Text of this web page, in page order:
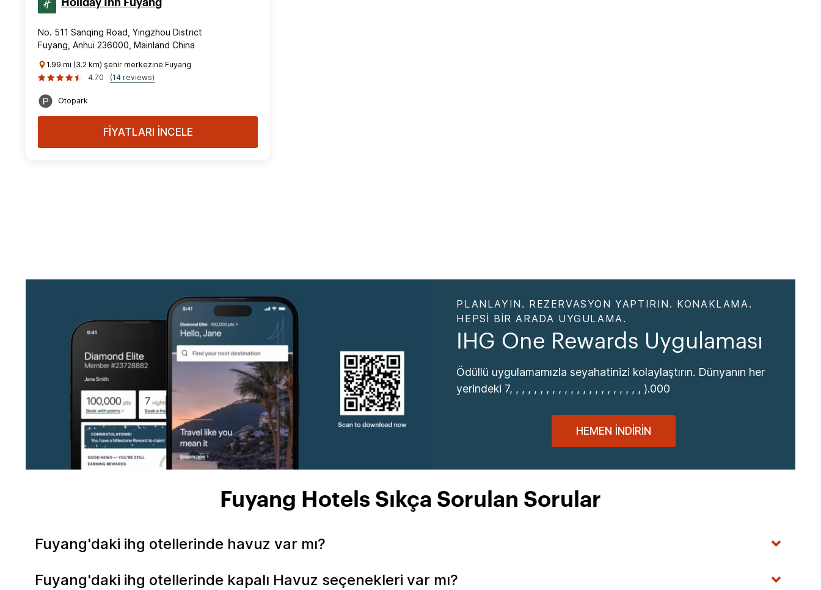
Holiday Inn Fuyang
No. 511 Sanqing Road, Yingzhou District
Fuyang, Anhui 236000, Mainland China
1.99 mi (3.2 km) şehir merkezine Fuyang
4.70
(14 reviews)
Otopark
FİYATLARI İNCELE
PLANLAYIN. REZERVASYON YAPTIRIN. KONAKLAMA.
HEPSI BIR ARADA UYGULAMA.
IHG One Rewards Uygulaması
Ödüllü uygulamamızla seyahatinizi kolaylaştırın. Dünyanın her
yerindeki 7, , , , , , , , , , , , , , , , , , , , , , ).000
HEMEN İNDIRIN
Fuyang Hotels Sıkça Sorulan Sorular
Fuyang'daki ihg otellerinde havuz var mı?
Fuyang'daki ihg otellerinde kapalı Havuz seçenekleri var mı?